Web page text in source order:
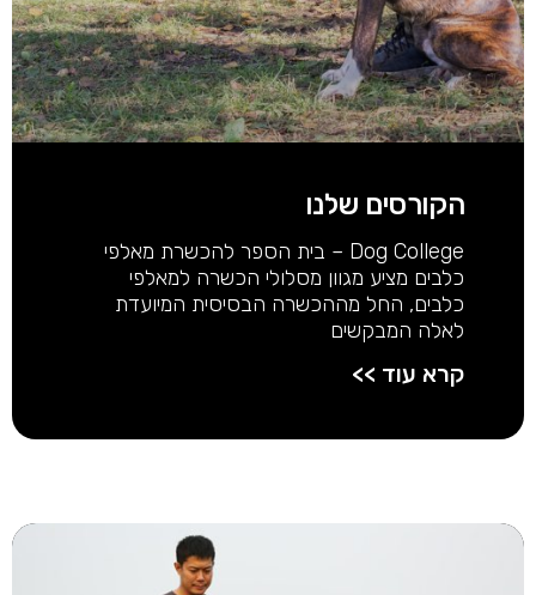
הקורסים שלנו
Dog College – בית הספר להכשרת מאלפי
כלבים מציע מגוון מסלולי הכשרה למאלפי
כלבים, החל מההכשרה הבסיסית המיועדת
לאלה המבקשים
קרא עוד >>